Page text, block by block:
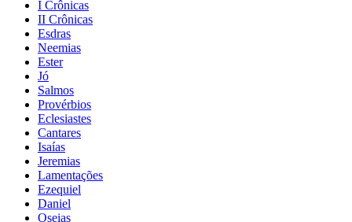
I Crônicas
II Crônicas
Esdras
Neemias
Ester
Jó
Salmos
Provérbios
Eclesiastes
Cantares
Isaías
Jeremias
Lamentações
Ezequiel
Daniel
Oseias